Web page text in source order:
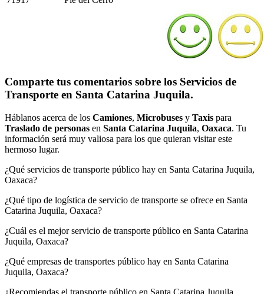
Comparte tus comentarios sobre los Servicios de
Transporte en Santa Catarina Juquila.
Háblanos acerca de los Camiones, Microbuses y Taxis para
Traslado de personas en Santa Catarina Juquila, Oaxaca. Tu
información será muy valiosa para los que quieran visitar este
hermoso lugar.
¿Qué servicios de transporte público hay en Santa Catarina Juquila,
Oaxaca?
¿Qué tipo de logística de servicio de transporte se ofrece en Santa
Catarina Juquila, Oaxaca?
¿Cuál es el mejor servicio de transporte público en Santa Catarina
Juquila, Oaxaca?
¿Qué empresas de transportes público hay en Santa Catarina
Juquila, Oaxaca?
¿Recomiendas el transporte público en Santa Catarina Juquila,